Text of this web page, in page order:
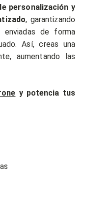
personalización y
, garantizando
de forma
Así, creas una
aumentando las
y potencia tus